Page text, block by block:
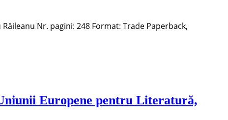
Nr. pagini: 248 Format: Trade Paperback,
Europene pentru Literatură,